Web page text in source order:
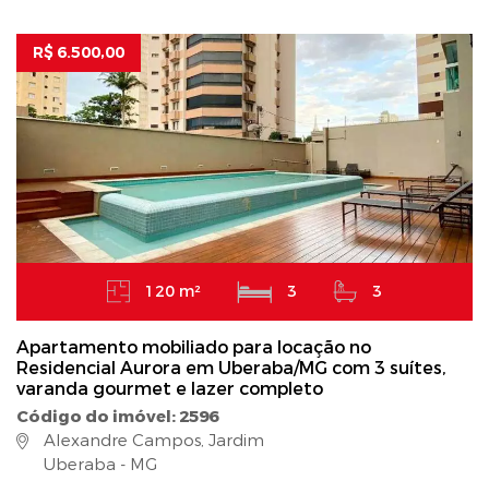
R$ 6.500,00
120 m² 3 3
Apartamento mobiliado para locação no
Residencial Aurora em Uberaba/MG com 3 suítes,
varanda gourmet e lazer completo
Código do imóvel: 2596
Alexandre Campos, Jardim
Uberaba - MG